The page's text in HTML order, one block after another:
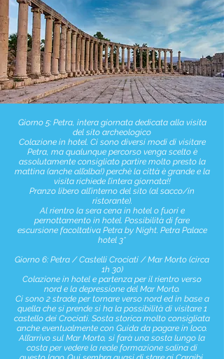
Giorno 5: Petra, intera giornata dedicata alla visita
del sito archeologico
Colazione in hotel. Ci sono diversi modi di visitare
Petra, ma qualunque percorso venga scelto è
assolutamente consigliato partire molto presto la
mattina (anche all’alba!) perchè la città è grande e la
visita richiede l’intera giornata!!
Pranzo libero all’interno del sito (al sacco/in
ristorante).
Al rientro la sera cena in hotel o fuori e
pernottamento in hotel. Possibilità di fare
escursione facoltativa Petra by Night. Petra Palace
hotel 3*
Giorno 6: Petra / Castelli Crociati / Mar Morto (circa
1h 30)
Colazione in hotel e partenza per il rientro verso
nord e la depressione del Mar Morto.
Ci sono 2 strade per tornare verso nord ed in base a
quella che si prende si ha la possibilità di visitare 1
castello dei Crociati. Sosta storica molto consigliata
anche eventualmente con Guida da pagare in loco.
All’arrivo sul Mar Morto, si farà una sosta lungo la
costa per vedere la reale formazione salina di